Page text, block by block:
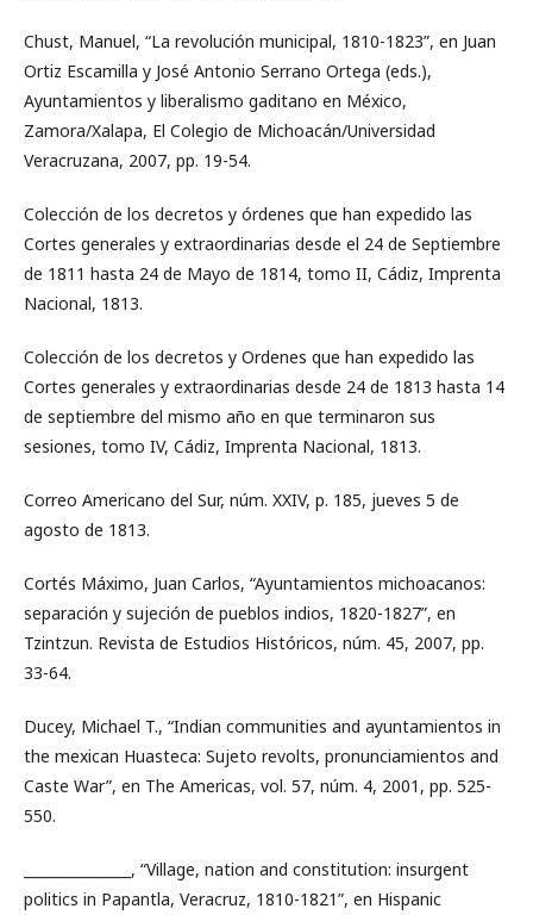
Chust, Manuel, “La revolución municipal, 1810-1823”, en Juan
Ortiz Escamilla y José Antonio Serrano Ortega (eds.),
Ayuntamientos y liberalismo gaditano en México,
Zamora/Xalapa, El Colegio de Michoacán/Universidad
Veracruzana, 2007, pp. 19-54.
Colección de los decretos y órdenes que han expedido las
Cortes generales y extraordinarias desde el 24 de Septiembre
de 1811 hasta 24 de Mayo de 1814, tomo II, Cádiz, Imprenta
Nacional, 1813.
Colección de los decretos y Ordenes que han expedido las
Cortes generales y extraordinarias desde 24 de 1813 hasta 14
de septiembre del mismo año en que terminaron sus
sesiones, tomo IV, Cádiz, Imprenta Nacional, 1813.
Correo Americano del Sur, núm. XXIV, p. 185, jueves 5 de
agosto de 1813.
Cortés Máximo, Juan Carlos, “Ayuntamientos michoacanos:
separación y sujeción de pueblos indios, 1820-1827”, en
Tzintzun. Revista de Estudios Históricos, núm. 45, 2007, pp.
33-64.
Ducey, Michael T., “Indian communities and ayuntamientos in
the mexican Huasteca: Sujeto revolts, pronunciamientos and
Caste War”, en The Americas, vol. 57, núm. 4, 2001, pp. 525-
550.
_______________, “Village, nation and constitution: insurgent
politics in Papantla, Veracruz, 1810-1821”, en Hispanic